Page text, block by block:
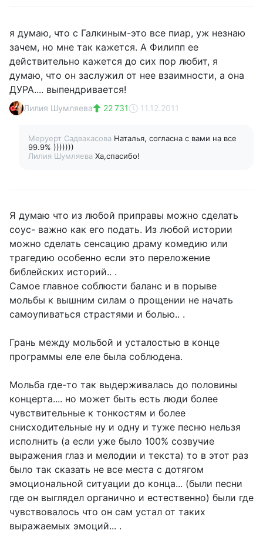
я думаю, что с Галкиным-это все пиар, уж незнаю
зачем, но мне так кажется. А Филипп ее
действительно кажется до сих пор любит, я
думаю, что он заслужил от нее взаимности, а она
ДУРА.... выпендривается!
Лилия Шумляева 22 731 11.12.2011
Меруерт Садвакасова Наталья, согласна с вами на все
99.9% )))))))
Лилия Шумляева Ха,спасибо!
Я думаю что из любой приправы можно сделать
соус- важно как его подать. Из любой истории
можно сделать сенсацию драму комедию или
трагедию особенно если это переложение
библейских историй.. .
Самое главное соблюсти баланс и в порыве
мольбы к вышним силам о прощении не начать
самоупиваться страстями и болью.. .
Грань между мольбой и усталостью в конце
программы еле еле была соблюдена.
Мольба где-то так выдерживалась до половины
концерта.... но может быть есть люди более
чувствительные к тонкостям и более
снисходительные ну и одну и туже песню нельзя
исполнить (а если уже было 100% созвучие
выражения глаз и мелодии и текста) то в этот раз
было так сказать не все места с дотягом
эмоциональной ситуации до конца... (были песни
где он выглядел органично и естественно) были где
чувствовалось что он сам устал от таких
выражаемых эмоций... .